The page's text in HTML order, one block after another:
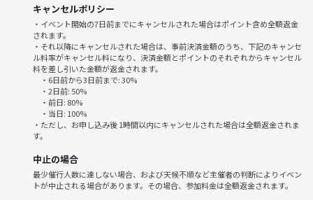
《参加費》
1500円（現地決済）
1000円（つなげーと決済）
《場所》
パライーゾ東陽町 VIPコート（体育館コート）
東京メトロ東西線 東陽町駅から徒歩5分
1階はスーパーで、3階のフットサル場です。
初心者メイン♪
幹事からソフトバレーについて、レクチャーさせていただきます。
キャンセルポリシー
・イベント開始の7日前までにキャンセルされた場合はポイント含め全額返金
されます。
・それ以降にキャンセルされた場合は、事前決済金額のうち、下記のキャンセ
ル料率がキャンセル料になり、決済金額とポイントのそれぞれからキャンセル
料を差し引いた金額が返金されます。
・6日前から3日前まで: 30%
・2日前: 50%
・前日: 80%
・当日: 100%
・ただし、お申し込み後 1時間以内にキャンセルされた場合は全額返金されま
す。
中止の場合
最少催行人数に達しない場合、および天候不順など主催者の判断によりイベン
トが中止される場合があります。その場合、参加料金は全額返金されます。